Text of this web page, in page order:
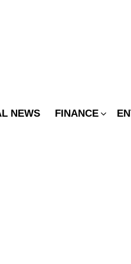
NEWS FINANCE